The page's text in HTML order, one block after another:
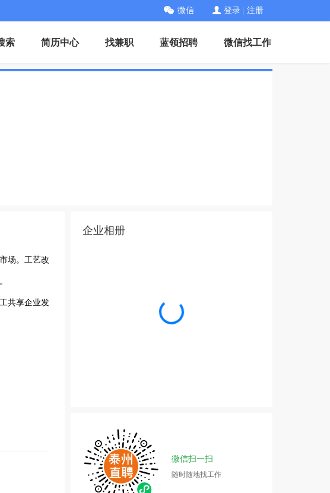
微信 登录 注册
索 简历中心 找兼职 蓝领招聘 微信找工作
场。工艺改
共享企业发
企业相册
微信扫一扫
随时随地找工作